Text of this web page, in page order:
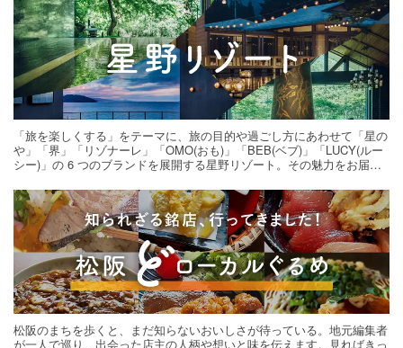
「旅を楽しくする」をテーマに、旅の目的や過ごし方にあわせて「星の
や」「界」「リゾナーレ」「OMO(おも)」「BEB(ベブ)」「LUCY(ルー
シー)」の 6 つのブランドを展開する星野リゾート。その魅力をお届け
松阪のまちを歩くと、まだ知らないおいしさが待っている。地元編集者
が一人で巡り、出会った店主の人柄や想いと味を伝えます。見ればきっ